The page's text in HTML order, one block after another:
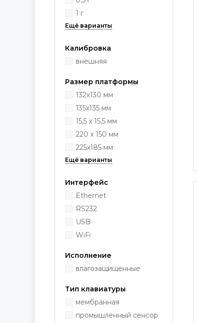
1 г
Калибровка
внешняя
Размер платформы
132х130 мм
135х135 мм
15,5 х 15,5 мм
220 х 150 мм
225х185 мм
Интерфейс
Ethernet
RS232
USB
WiFi
Исполнение
влагозащищенные
Тип клавиатуры
мембранная
промышленный сенсор